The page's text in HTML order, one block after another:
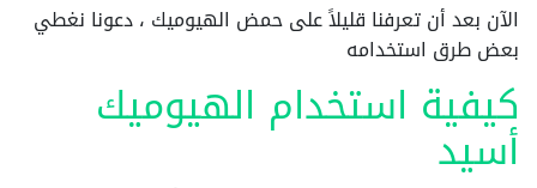
الآن بعد أن تعرفنا قليلاً على حمض الهيوميك ، دعونا نغطي
بعض طرق استخدامه
كيفية استخدام الهيوميك
أسيد